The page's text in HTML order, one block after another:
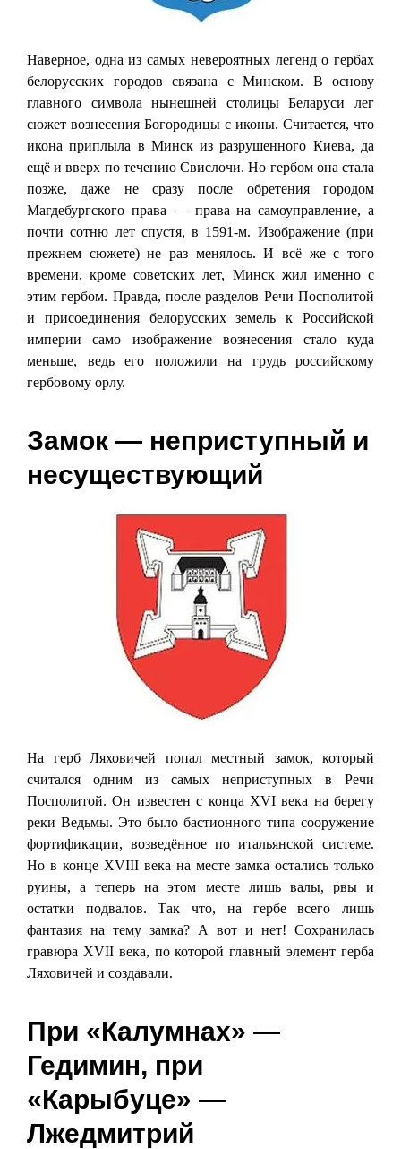
Наверное, одна из самых невероятных легенд о гербах
белорусских городов связана с Минском. В основу
главного символа нынешней столицы Беларуси лег
сюжет вознесения Богородицы с иконы. Считается, что
икона приплыла в Минск из разрушенного Киева, да
ещё и вверх по течению Свислочи. Но гербом она стала
позже, даже не сразу после обретения городом
Магдебургского права — права на самоуправление, а
почти сотню лет спустя, в 1591-м. Изображение (при
прежнем сюжете) не раз менялось. И всё же с того
времени, кроме советских лет, Минск жил именно с
этим гербом. Правда, после разделов Речи Посполитой
и присоединения белорусских земель к Российской
империи само изображение вознесения стало куда
меньше, ведь его положили на грудь российскому
гербовому орлу.
Замок — неприступный и
несуществующий
На герб Ляховичей попал местный замок, который
считался одним из самых неприступных в Речи
Посполитой. Он известен с конца XVI века на берегу
реки Ведьмы. Это было бастионного типа сооружение
фортификации, возведённое по итальянской системе.
Но в конце XVIII века на месте замка остались только
руины, а теперь на этом месте лишь валы, рвы и
остатки подвалов. Так что, на гербе всего лишь
фантазия на тему замка? А вот и нет! Сохранилась
гравюра XVII века, по которой главный элемент герба
Ляховичей и создавали.
При «Калумнах» —
Гедимин, при
«Карыбуце» —
Лжедмитрий